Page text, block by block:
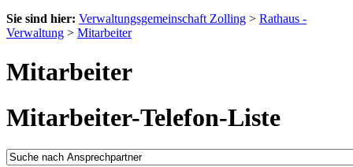
Sie sind hier: Verwaltungsgemeinschaft Zolling > Rathaus -
Verwaltung > Mitarbeiter
Mitarbeiter
Mitarbeiter-Telefon-Liste